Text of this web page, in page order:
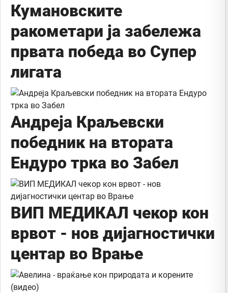
Кумановските
ракометари ја забележа
првата победа во Супер
лигата
Андреја Краљевски
победник на втората
Ендуро трка во Забел
ВИП МЕДИКАЛ чекор кон
врвот - нов дијагностички
центар во Врање